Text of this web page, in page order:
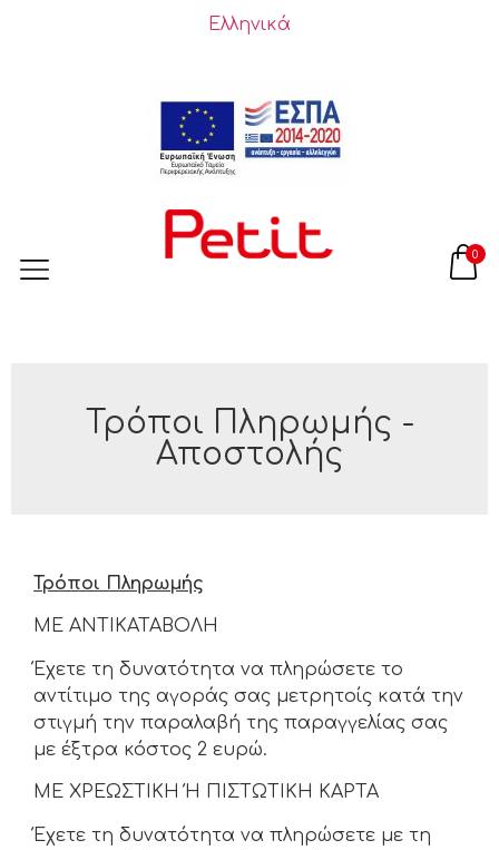
Ελληνικά
0
Τρόποι Πληρωμής -
Αποστολής
Τρόποι Πληρωμής
ΜΕ ΑΝΤΙΚΑΤΑΒΟΛΗ
Έχετε τη δυνατότητα να πληρώσετε το
αντίτιμο της αγοράς σας μετρητοίς κατά την
στιγμή την παραλαβή της παραγγελίας σας
με έξτρα κόστος 2 ευρώ.
MΕ ΧΡΕΩΣΤΙΚΗ Ή ΠΙΣΤΩΤΙΚΗ ΚΑΡΤΑ
Έχετε τη δυνατότητα να πληρώσετε με τη